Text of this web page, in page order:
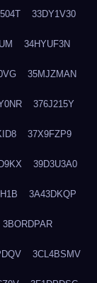
33DY1V30
34HYUF3N
35MJZMAN
376J215Y
37X9FZP9
39D3U3A0
3A43DKQP
3BORDPAR
3CL4BSMV